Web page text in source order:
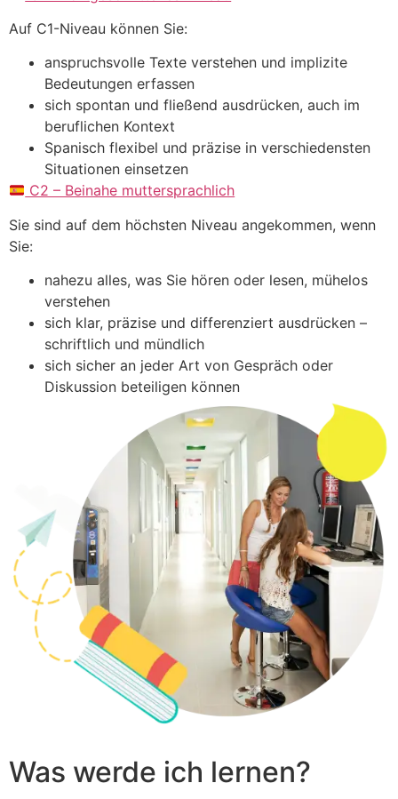
Auf C1-Niveau können Sie:
anspruchsvolle Texte verstehen und implizite
Bedeutungen erfassen
sich spontan und fließend ausdrücken, auch im
beruflichen Kontext
Spanisch flexibel und präzise in verschiedensten
Situationen einsetzen
C2 – Beinahe muttersprachlich
Sie sind auf dem höchsten Niveau angekommen, wenn
Sie:
nahezu alles, was Sie hören oder lesen, mühelos
verstehen
sich klar, präzise und differenziert ausdrücken –
schriftlich und mündlich
sich sicher an jeder Art von Gespräch oder
Diskussion beteiligen können
Was werde ich lernen?